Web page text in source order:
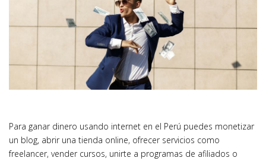
Para ganar dinero usando internet en el Perú puedes monetizar
un blog, abrir una tienda online, ofrecer servicios como
freelancer, vender cursos, unirte a programas de afiliados o